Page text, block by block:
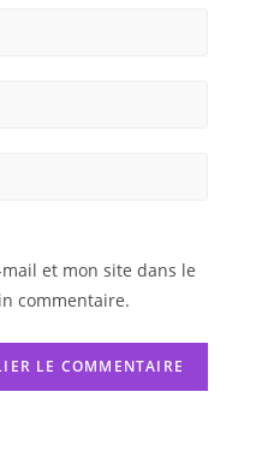
et mon site dans le
commentaire.